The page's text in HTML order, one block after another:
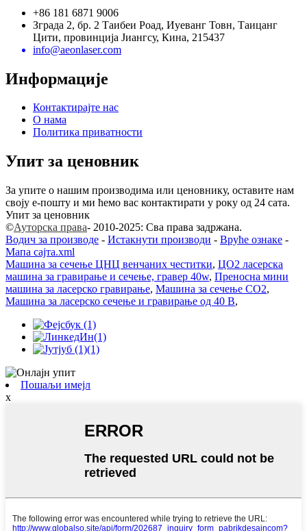
+86 181 6871 9006
Зграда 2, бр. 2 Таибеи Роад, Иуеванг Товн, Таицанг
Цити, провинција Јиангсу, Кина, 215437
info@aeonlaser.com
Информације
Контактирајте нас
О нама
Политика приватности
Упит за ценовник
За упите о нашим производима или ценовнику, оставите нам
своју е-пошту и ми ћемо вас контактирати у року од 24 сата.
Упит за ценовник
©Ауторска права- 2010-2025: Сва права задржана.
Водич за производе - Истакнути производи - Вруће ознаке -
Мапа сајта.xml
Машина за сечење ЦНЦ венчаних честитки, ЦО2 ласерска
машина за гравирање и сечење, гравер 40w, Преносна мини
машина за ласерско гравирање, Машина за сечење CO2,
Машина за ласерско сечење и гравирање од 40 В,
Пошаљи имејл
x